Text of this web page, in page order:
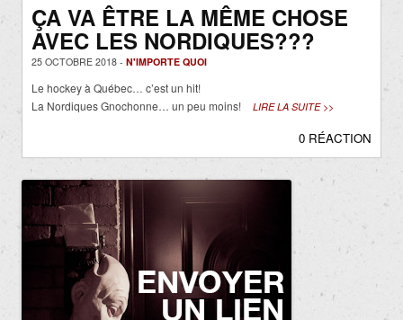
ÇA VA ÊTRE LA MÊME CHOSE
AVEC LES NORDIQUES???
25 OCTOBRE 2018 - N'IMPORTE QUOI
Le hockey à Québec… c’est un hit!
La Nordiques Gnochonne… un peu moins!
LIRE LA SUITE >>
0 RÉACTION